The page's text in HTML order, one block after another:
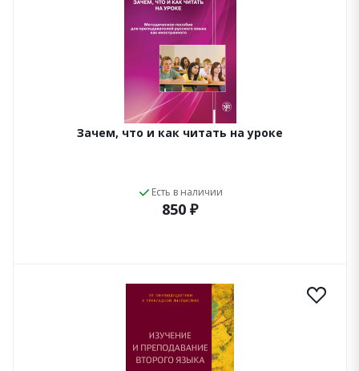
Зачем, что и как читать на уроке
Есть в наличии
850 ₽